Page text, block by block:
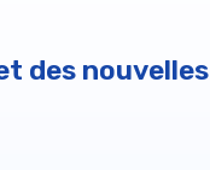
des nouvelles